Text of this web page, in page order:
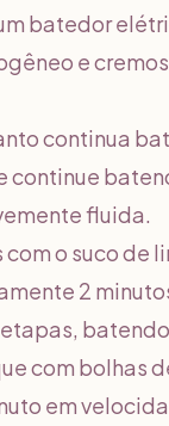
batedor
e
continua
fluida.
o suco de
2
com bolhas
em